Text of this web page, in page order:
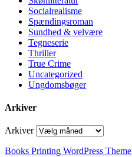
Socialrealisme
Spændingsroman
Sundhed & velvære
Tegneserie
Thriller
True Crime
Uncategorized
Ungdomsbøger
Arkiver
Arkiver
Books Printing WordPress Theme